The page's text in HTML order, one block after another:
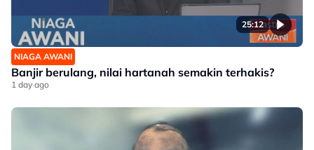
25:12
NIAGA AWANI
Banjir berulang, nilai hartanah semakin terhakis?
1 day ago